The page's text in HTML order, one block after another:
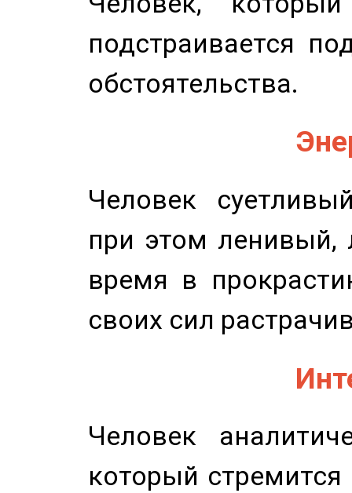
подстраивается
обстоятельства.
Человек
при этом
время в
своих сил
Человек
который